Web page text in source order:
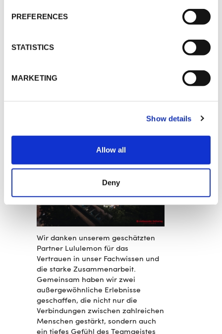
PREFERENCES
STATISTICS
MARKETING
Show details
Allow all
Deny
eine unvergessliche und
unschätzbare Rückmeldungen und
Wachstum fördern werden.
In der Tat hat jede Verbindung, egal
Wir danken unserem geschätzten
Partner Lululemon für das
Vertrauen in unser Fachwissen und
die starke Zusammenarbeit.
Gemeinsam haben wir zwei
außergewöhnliche Erlebnisse
geschaffen, die nicht nur die
Verbindungen zwischen zahlreichen
Menschen gestärkt, sondern auch
ein tiefes Gefühl des Teamgeistes